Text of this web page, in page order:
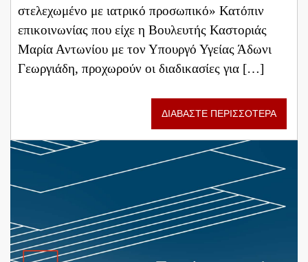
στελεχωμένο με ιατρικό προσωπικό» ​Κατόπιν
επικοινωνίας που είχε η Βουλευτής Καστοριάς
Μαρία Αντωνίου με τον Υπουργό Υγείας Άδωνι
Γεωργιάδη, προχωρούν οι διαδικασίες για […]
ΔΙΑΒΑΣΤΕ ΠΕΡΙΣΣΟΤΕΡΑ